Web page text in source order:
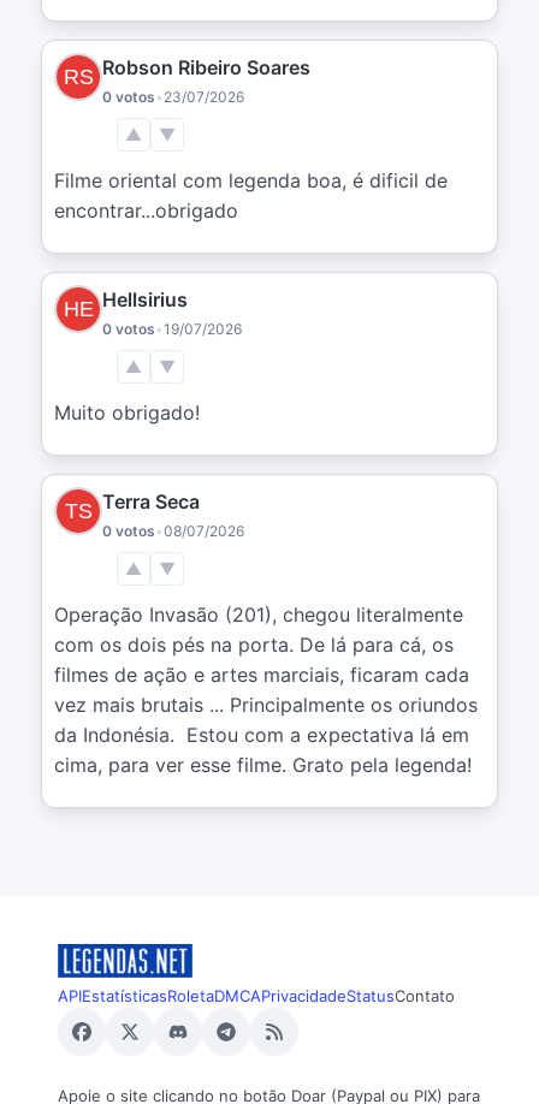
Robson Ribeiro Soares
0 votos • 23/07/2026
▲ ▼
Filme oriental com legenda boa, é dificil de
encontrar...obrigado
Hellsirius
0 votos •19/07/2026
▲ ▼
Muito obrigado!
Terra Seca
0 votos •08/07/2026
▲ ▼
Operação Invasão (201), chegou literalmente
com os dois pés na porta. De lá para cá, os
filmes de ação e artes marciais, ficaram cada
vez mais brutais ... Principalmente os oriundos
da Indonésia.  Estou com a expectativa lá em
cima, para ver esse filme. Grato pela legenda!
APIEstatísticasRoletaDMCAPrivacidadeStatusContato
Apoie o site clicando no botão Doar (Paypal ou PIX) para